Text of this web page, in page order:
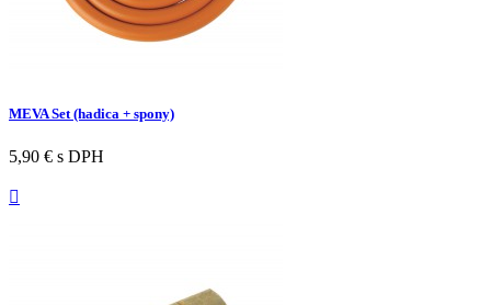
MEVA Set (hadica + spony)
5,90 € s DPH
